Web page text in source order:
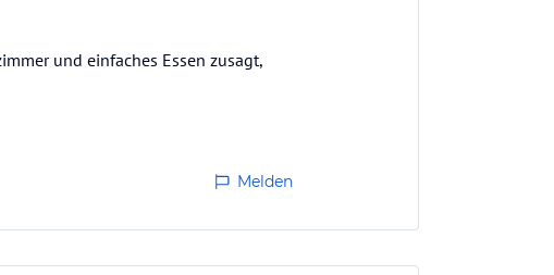
und einfaches Essen zusagt,
Melden